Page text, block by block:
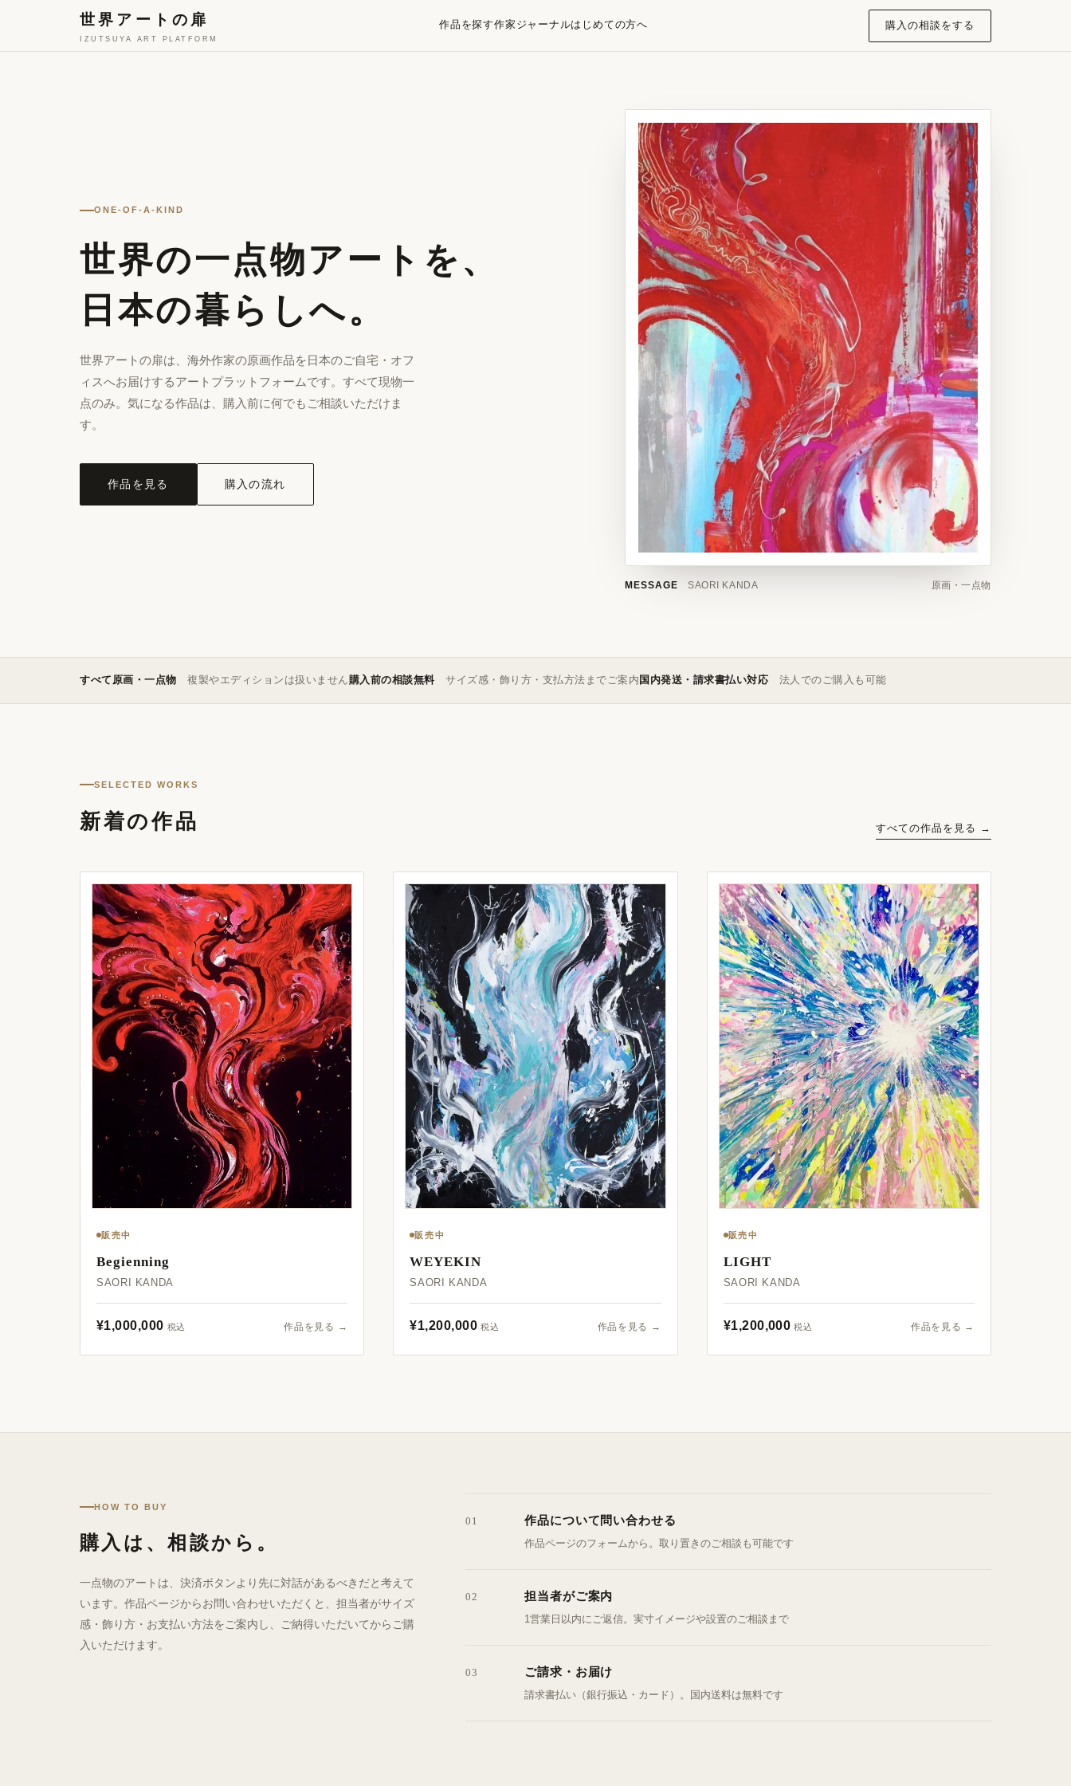
世界アートの扉
IZUTSUYA ART PLATFORM
作品を探す作家 ジャーナルはじめての方へ 購入の相談をする
ONE-OF-A-KIND
世界の一点物アートを、
日本の暮らしへ。
世界アートの扉は、海外作家の原画作品を日本のご自宅・オフ
ィスへお届けするアートプラットフォームです。すべて現物一
点のみ。気になる作品は、購入前に何でもご相談いただけま
す。
作品を見る 購入の流れ
MESSAGE SAORI KANDA 原画・一点物
すべて原画・一点物 複製やエディションは扱いません購入前の相談無料 サイズ感・飾り方・支払方法までご案内 国内発送・請求書払い対応 法人でのご購入も可能
SELECTED WORKS
新着の作品 すべての作品を見る →
販売中
Begienning
SAORI KANDA
¥1,000,000 税込 作品を見る →
販売中
WEYEKIN
SAORI KANDA
¥1,200,000 税込 作品を見る →
販売中
LIGHT
SAORI KANDA
¥1,200,000 税込 作品を見る →
HOW TO BUY
購入は、相談から。
一点物のアートは、決済ボタンより先に対話があるべきだと考えて
います。作品ページからお問い合わせいただくと、担当者がサイズ
感・飾り方・お支払い方法をご案内し、ご納得いただいてからご購
入いただけます。
01 作品について問い合わせる
作品ページのフォームから。取り置きのご相談も可能です
02 担当者がご案内
1営業日以内にご返信。実寸イメージや設置のご相談まで
03 ご請求・お届け
請求書払い（銀行振込・カード）。国内送料は無料です